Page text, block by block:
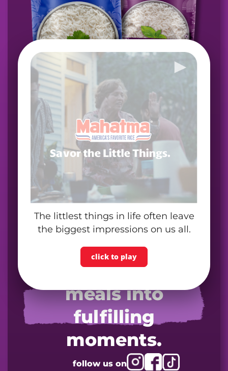
The littlest things in life often leave
the biggest impressions on us all.
click to play
turn your next
meals into
fulfilling
moments.
follow us on